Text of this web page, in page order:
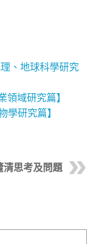
、地球科學研究
域研究篇】
學研究篇】
清思考及問題